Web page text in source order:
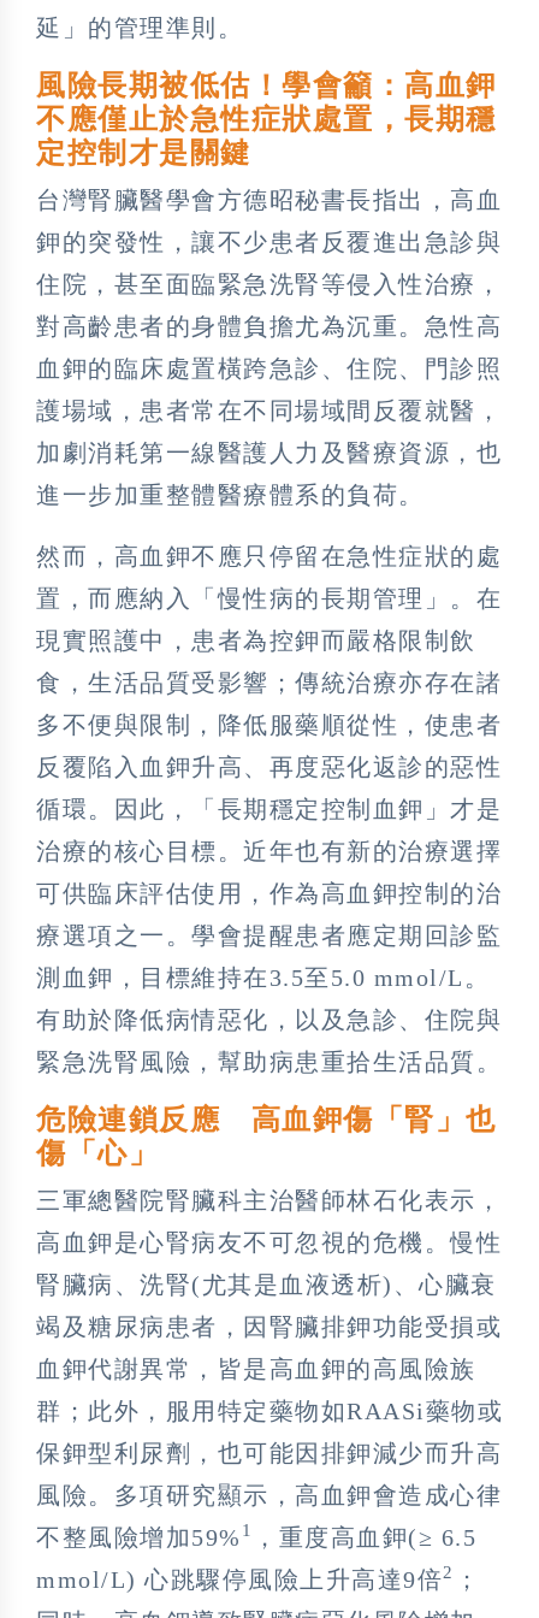
延」的管理準則。
風險長期被低估！學會籲：高血鉀
不應僅止於急性症狀處置，長期穩
定控制才是關鍵
台灣腎臟醫學會方德昭秘書長指出，高血
鉀的突發性，讓不少患者反覆進出急診與
住院，甚至面臨緊急洗腎等侵入性治療，
對高齡患者的身體負擔尤為沉重。急性高
血鉀的臨床處置橫跨急診、住院、門診照
護場域，患者常在不同場域間反覆就醫，
加劇消耗第一線醫護人力及醫療資源，也
進一步加重整體醫療體系的負荷。
然而，高血鉀不應只停留在急性症狀的處
置，而應納入「慢性病的長期管理」。在
現實照護中，患者為控鉀而嚴格限制飲
食，生活品質受影響；傳統治療亦存在諸
多不便與限制，降低服藥順從性，使患者
反覆陷入血鉀升高、再度惡化返診的惡性
循環。因此，「長期穩定控制血鉀」才是
治療的核心目標。近年也有新的治療選擇
可供臨床評估使用，作為高血鉀控制的治
療選項之一。學會提醒患者應定期回診監
測血鉀，目標維持在3.5至5.0 mmol/L。
有助於降低病情惡化，以及急診、住院與
緊急洗腎風險，幫助病患重拾生活品質。
危險連鎖反應 高血鉀傷「腎」也
傷「心」
三軍總醫院腎臟科主治醫師林石化表示，
高血鉀是心腎病友不可忽視的危機。慢性
腎臟病、洗腎(尤其是血液透析)、心臟衰
竭及糖尿病患者，因腎臟排鉀功能受損或
血鉀代謝異常，皆是高血鉀的高風險族
群；此外，服用特定藥物如RAASi藥物或
保鉀型利尿劑，也可能因排鉀減少而升高
風險。多項研究顯示，高血鉀會造成心律
不整風險增加59% 1
，重度高血鉀(≥ 6.5
mmol/L) 心跳驟停風險上升高達9倍2
；